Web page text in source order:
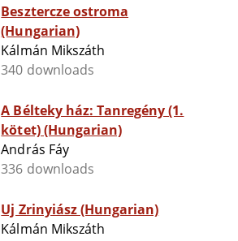
Besztercze ostroma
(Hungarian)
Kálmán Mikszáth
340 downloads
A Bélteky ház: Tanregény (1.
kötet) (Hungarian)
András Fáy
336 downloads
Uj Zrinyiász (Hungarian)
Kálmán Mikszáth